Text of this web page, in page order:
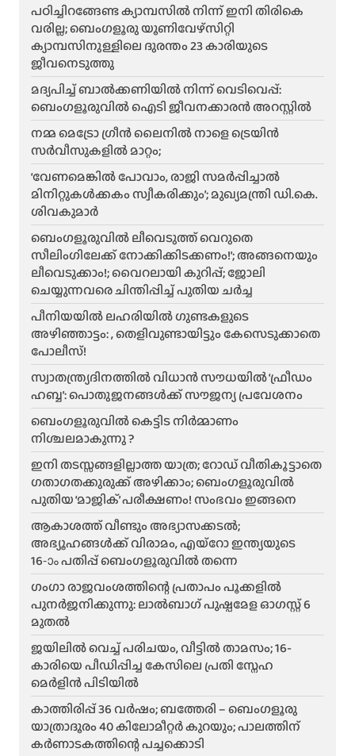
പഠിച്ചിറങ്ങേണ്ട ക്യാമ്പസിൽ നിന്ന് ഇനി തിരികെ
വരില്ല; ബെംഗളൂരു യൂണിവേഴ്സിറ്റി
ക്യാമ്പസിനുള്ളിലെ ദുരന്തം 23 കാരിയുടെ
ജീവനെടുത്തു
മദ്യപിച്ച് ബാൽക്കണിയിൽ നിന്ന് വെടിവെപ്പ്:
ബെംഗളൂരുവിൽ ഐടി ജീവനക്കാരൻ അറസ്റ്റിൽ
നമ്മ മെട്രോ ഗ്രീൻ ലൈനിൽ നാളെ ട്രെയിൻ
സർവീസുകളിൽ മാറ്റം;
‘വേണമെങ്കിൽ പോവാം, രാജി സമർപ്പിച്ചാൽ
മിനിറ്റുകൾക്കകം സ്വീകരിക്കും’; മുഖ്യമന്ത്രി ഡി.കെ.
ശിവകുമാർ
ബെം​ഗളൂരുവിൽ ലീവെടുത്ത് വെറുതെ
സീലിംഗിലേക്ക് നോക്കിക്കിടക്കണം!’; അങ്ങനെയും
ലീവെടുക്കാം!; വൈറലായി കുറിപ്പ്; ജോലി
ചെയ്യുന്നവരെ ചിന്തിപ്പിച്ച് പുതിയ ചർച്ച
പീനിയയിൽ ലഹരിയിൽ ഗുണ്ടകളുടെ
അഴിഞ്ഞാട്ടം: , തെളിവുണ്ടായിട്ടും കേസെടുക്കാതെ
പോലീസ്!
സ്വാതന്ത്ര്യദിനത്തിൽ വിധാൻ സൗധയിൽ ‘ഫ്രീഡം
ഹബ്ബ’: പൊതുജനങ്ങൾക്ക് സൗജന്യ പ്രവേശനം
ബെംഗളൂരുവിൽ കെട്ടിട നിർമ്മാണം
നിശ്ചലമാകുന്നു ?
ഇനി തടസ്സങ്ങളില്ലാത്ത യാത്ര; റോഡ് വീതികൂട്ടാതെ
ഗതാഗതക്കുരുക്ക് അഴിക്കാം; ബെംഗളൂരുവിൽ
പുതിയ ‘മാജിക്’ പരീക്ഷണം! സംഭവം ഇങ്ങനെ
ആകാശത്ത് വീണ്ടും അഭ്യാസക്കടൽ;
അഭ്യൂഹങ്ങൾക്ക് വിരാമം, എയ്റോ ഇന്ത്യയുടെ
16-ാം പതിപ്പ് ബെംഗളൂരുവിൽ തന്നെ
ഗംഗാ രാജവംശത്തിന്റെ പ്രതാപം പൂക്കളിൽ
പുനർജനിക്കുന്നു: ലാൽബാഗ് പുഷ്പമേള ഓഗസ്റ്റ് 6
മുതൽ
ജയിലിൽ വെച്ച് പരിചയം, വീട്ടിൽ താമസം; 16-
കാരിയെ പീഡിപ്പിച്ച കേസിലെ പ്രതി സ്നേഹ
മെർളിൻ പിടിയിൽ
കാത്തിരിപ്പ് 36 വർഷം; ബത്തേരി – ബെംഗളൂരു
യാത്രാദൂരം 40 കിലോമീറ്റർ കുറയും; പാലത്തിന്
കർണാടകത്തിന്റെ പച്ചക്കൊടി